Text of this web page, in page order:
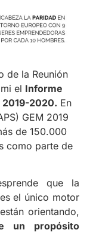
de la Reunión
el Informe
2020. En
GEM 2019
de 150.000
como parte de
que la
el único motor
orientando,
un propósito